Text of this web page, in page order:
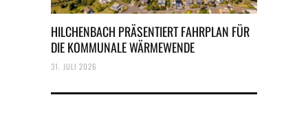
HILCHENBACH PRÄSENTIERT FAHRPLAN FÜR
DIE KOMMUNALE WÄRMEWENDE
31. JULI 2026